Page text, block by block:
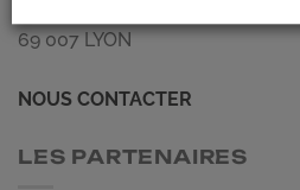
69 007 LYON
NOUS CONTACTER
LES PARTENAIRES